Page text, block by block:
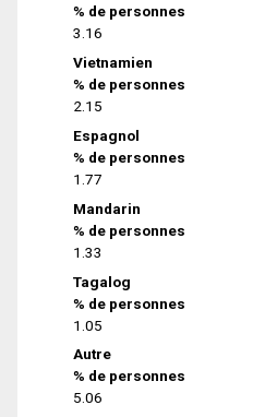
% de personnes
3.16
Vietnamien
% de personnes
2.15
Espagnol
% de personnes
1.77
Mandarin
% de personnes
1.33
Tagalog
% de personnes
1.05
Autre
% de personnes
5.06